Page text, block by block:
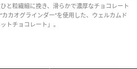
と粒繊細に挽き、滑らかで濃厚なチョコレート
カカオグラインダー”を使用した、ウェルカムド
トチョコレート」。